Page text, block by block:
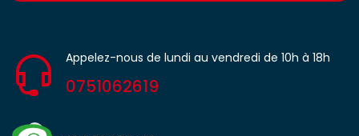
Appelez-nous de lundi au vendredi de 10h à 18h
0751062619